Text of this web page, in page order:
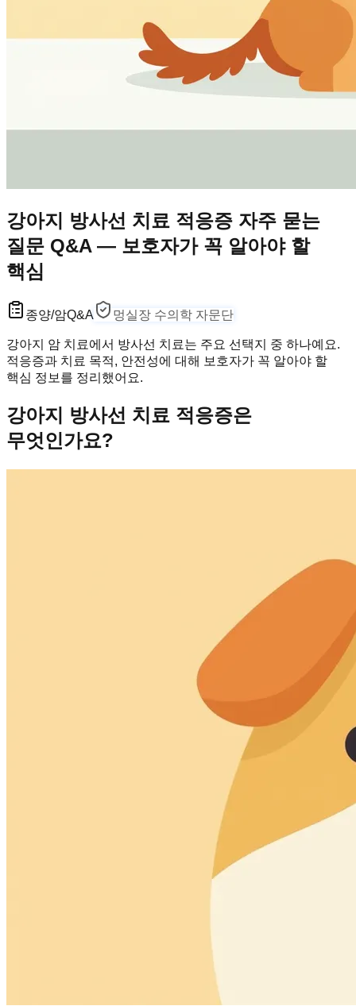
강아지 방사선 치료 적응증 자주 묻는
질문 Q&A — 보호자가 꼭 알아야 할
핵심
종양/암Q&A 멍실장 수의학 자문단
강아지 암 치료에서 방사선 치료는 주요 선택지 중 하나예요.
적응증과 치료 목적, 안전성에 대해 보호자가 꼭 알아야 할
핵심 정보를 정리했어요.
강아지 방사선 치료 적응증은
무엇인가요?